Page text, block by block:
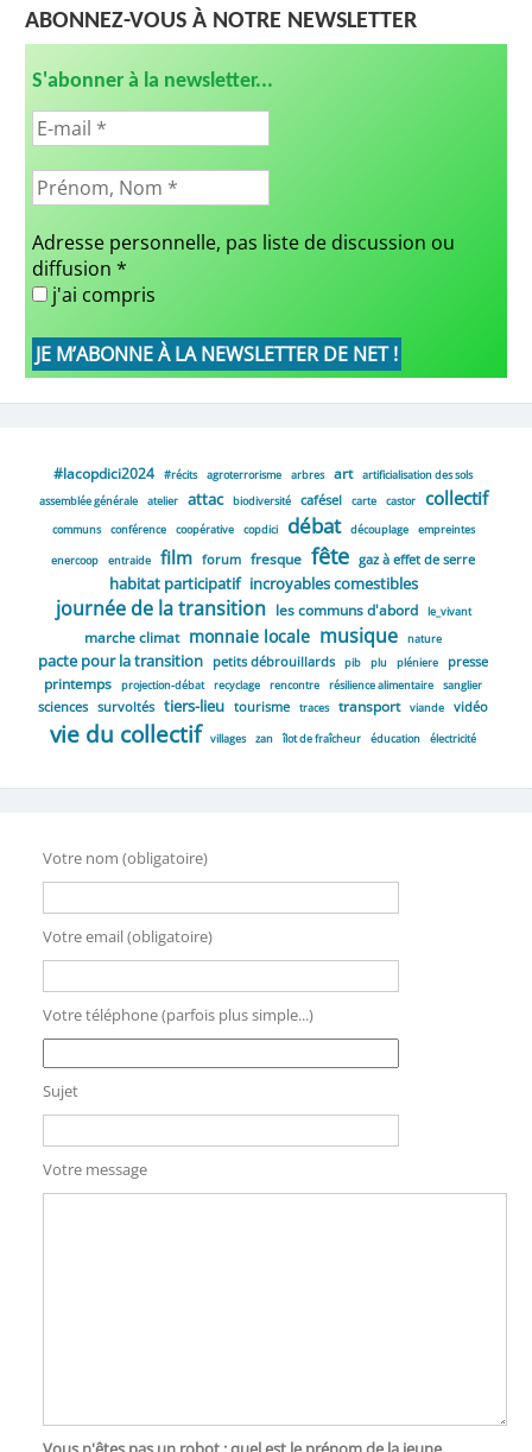
ABONNEZ-VOUS À NOTRE NEWSLETTER
S'abonner à la newsletter...
Adresse personnelle, pas liste de discussion ou
diffusion *
j'ai compris
#lacopdici2024 #récits agroterrorisme arbres art
artificialisation des sols
assemblée générale
atelier attac biodiversité cafésel carte castor collectif
communs conférence coopérative copdici débat découplage
empreintes
enercoop
entraide film forum fresque fête gaz à effet de serre
habitat participatif incroyables comestibles
journée de la transition les communs d'abord le_vivant
marche climat monnaie locale musique nature
pacte pour la transition petits débrouillards pib plu pléniere presse
printemps projection-débat recyclage rencontre résilience alimentaire sanglier
sciences survoltés tiers-lieu tourisme traces transport viande vidéo
vie du collectif villages zan îlot de fraîcheur éducation électricité
Votre nom (obligatoire)
Votre email (obligatoire)
Votre téléphone (parfois plus simple...)
Sujet
Votre message